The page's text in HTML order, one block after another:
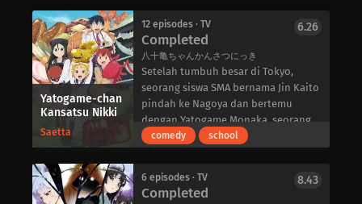
terhitung jumlahnya-untuk
mengukir jalan menuju kemenangan
dan mengungkap rahasia yang
terkunci di ruang bawah tanah
keluarga Yeager.
misterius yang memanipulasi dalam
bayang-bayang, dan mengungkap
konspirasi tersembunyi. Takuya dan
Yuki, yang awalnya tidak saling
mengenal, akan memperdalam
ikatan mereka selama perjalanan
dan mengungkap misteri kota yang
hilang.
sehari-hari seperti memasak dan
mencuci.
Yatogame-chan
Kansatsu Nikki
Saetta
12 episodes · TV
Completed
八十亀ちゃんかんさつにっき
6.26
Setelah tumbuh besar di Tokyo,
seorang siswa SMA bernama Jin Kaito
pindah ke Nagoya dan bertemu
dengan Yatogame Monaka, seorang
teman sekelasnya yang
dan dialek Nagoya yang tidak
dipernis, Yatogame tidak mau
comedy school
6 episodes · TV
Completed
8.43